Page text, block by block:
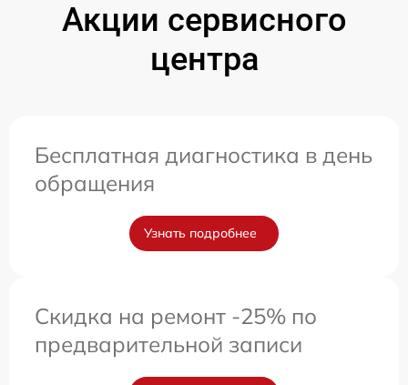
Акции сервисного
центра
Бесплатная диагностика в день
обращения
Узнать подробнее
Скидка на ремонт -25% по
предварительной записи